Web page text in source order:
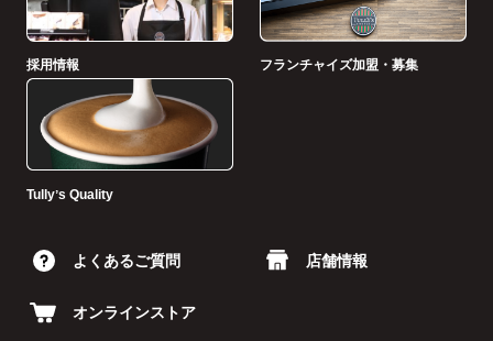
採用情報 フランチャイズ加盟・募集
Tullyʼs Quality
よくあるご質問 店舗情報
オンラインストア